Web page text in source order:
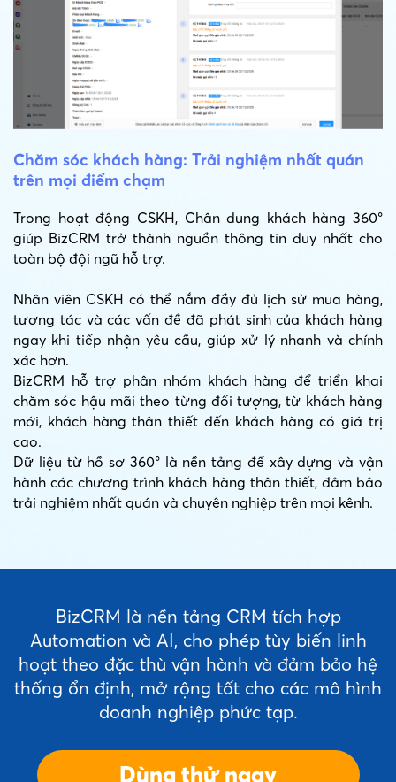
Chăm sóc khách hàng: Trải nghiệm nhất quán
trên mọi điểm chạm
Trong hoạt động CSKH, Chân dung khách hàng 360°
giúp BizCRM trở thành nguồn thông tin duy nhất cho
toàn bộ đội ngũ hỗ trợ.
Nhân viên CSKH có thể nắm đầy đủ lịch sử mua hàng,
tương tác và các vấn đề đã phát sinh của khách hàng
ngay khi tiếp nhận yêu cầu, giúp xử lý nhanh và chính
xác hơn.
BizCRM hỗ trợ phân nhóm khách hàng để triển khai
chăm sóc hậu mãi theo từng đối tượng, từ khách hàng
mới, khách hàng thân thiết đến khách hàng có giá trị
cao.
Dữ liệu từ hồ sơ 360° là nền tảng để xây dựng và vận
hành các chương trình khách hàng thân thiết, đảm bảo
trải nghiệm nhất quán và chuyên nghiệp trên mọi kênh.
BizCRM là nền tảng CRM tích hợp
Automation và AI, cho phép tùy biến linh
hoạt theo đặc thù vận hành và đảm bảo hệ
thống ổn định, mở rộng tốt cho các mô hình
doanh nghiệp phức tạp.
Dùng thử ngay